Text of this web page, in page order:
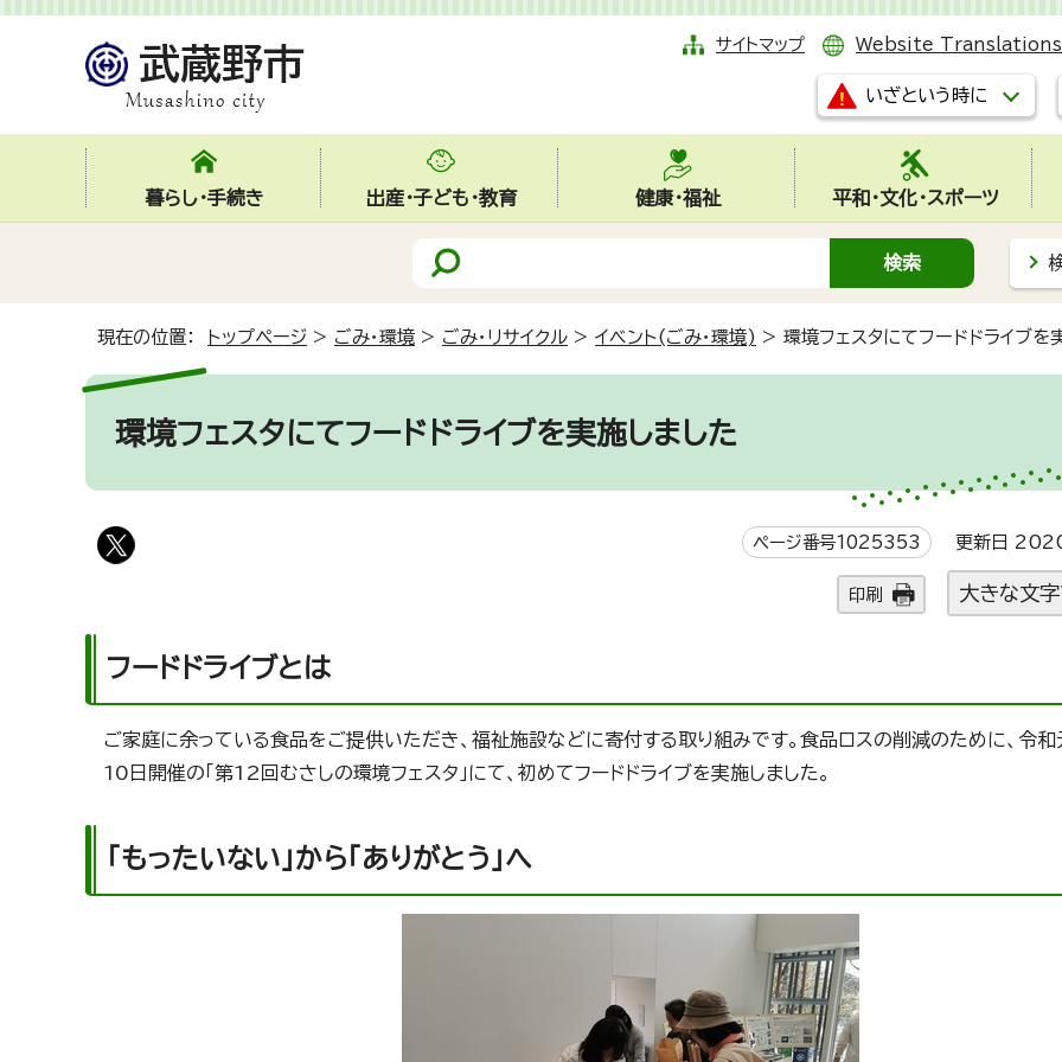
サイトマップ Website Translations
いざという時に
暮らし・手続き 出産・子ども・教育 健康・福祉 平和・文化・スポーツ
現在の位置： トップページ > ごみ・環境 > ごみ・リサイクル > イベント(ごみ・環境) > 環境フェスタにてフードドライブを
環境フェスタにてフードドライブを実施しました
ページ番号1025353 更新日
印刷 大きな文字
フードドライブとは
ご家庭に余っている食品をご提供いただき、福祉施設などに寄付する取り組みです。食品ロスの削減のために、令和
10日開催の「第12回むさしの環境フェスタ」にて、初めてフードドライブを実施しました。
「もったいない」から「ありがとう」へ